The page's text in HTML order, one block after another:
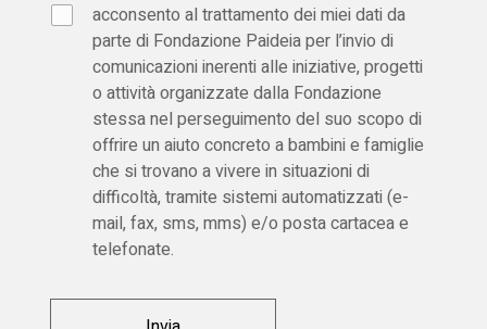
acconsento al trattamento dei miei dati da
parte di Fondazione Paideia per l’invio di
comunicazioni inerenti alle iniziative, progetti
o attività organizzate dalla Fondazione
stessa nel perseguimento del suo scopo di
offrire un aiuto concreto a bambini e famiglie
che si trovano a vivere in situazioni di
difficoltà, tramite sistemi automatizzati (e-
mail, fax, sms, mms) e/o posta cartacea e
telefonate.